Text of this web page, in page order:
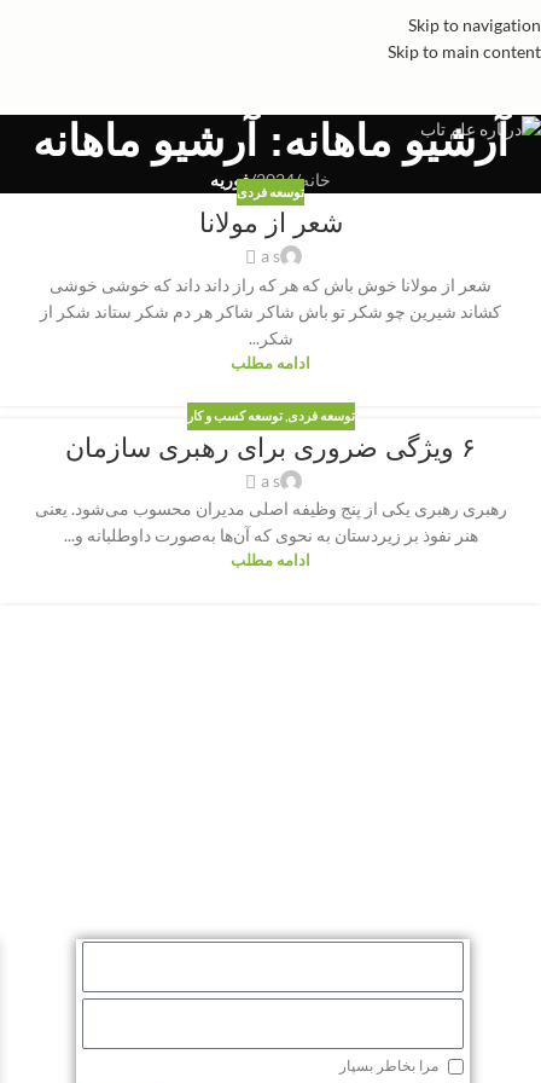
Skip to navigation
Skip to main content
آرشیو ماهانه: آرشیو ماهانه
خانه/
2024
/فوریه
توسعه فردی
شعر از مولانا
a s
شعر از مولانا خوش باش که هر که راز داند داند که خوشی خوشی
کشاند شیرین چو شکر تو باش شاکر شاکر هر دم شکر ستاند شکر از
شکر...
ادامه مطلب
توسعه فردی ,توسعه کسب و کار
۶ ویژگی ضروری برای رهبری سازمان
a s
رهبری رهبری یکی از پنج وظیفه اصلی مدیران محسوب می‌شود. یعنی
هنر نفوذ بر زیردستان به نحوی که آن‌ها به‌صورت داوطلبانه و...
ادامه مطلب
مرا بخاطر بسپار